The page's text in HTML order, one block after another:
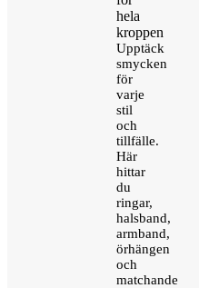
hela
kroppen
Upptäck
smycken
för
varje
stil
och
tillfälle.
Här
hittar
du
ringar,
halsband,
armband,
örhängen
och
matchande